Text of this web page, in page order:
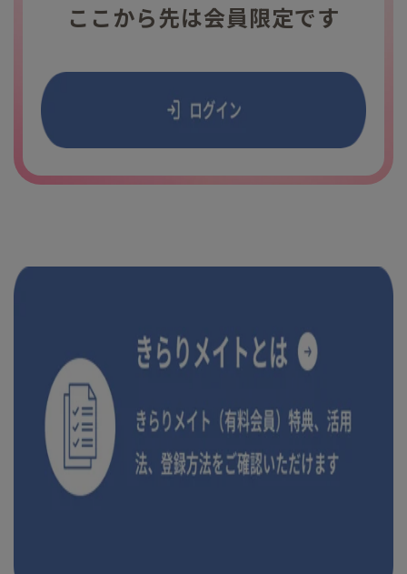
ここから先は会員限定です